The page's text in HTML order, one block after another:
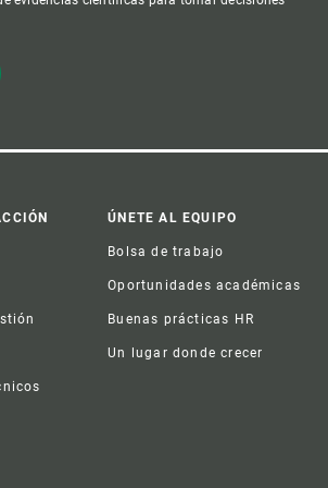
ÚNETE AL EQUIPO
Bolsa de trabajo
Oportunidades académicas
Buenas prácticas HR
Un lugar donde crecer